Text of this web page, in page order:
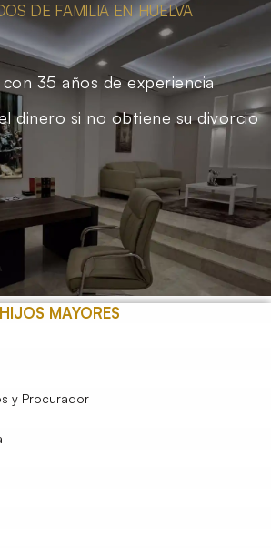
DE FAMILIA EN HUELVA
35 años de experiencia
dinero si no obtiene su divorcio
MAYORES
y Procurador